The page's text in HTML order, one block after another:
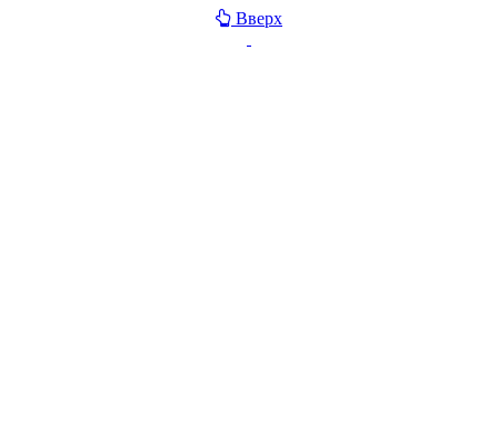
Вверх